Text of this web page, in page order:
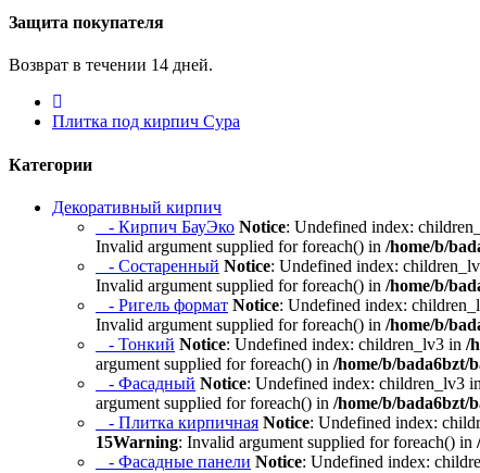
Защита покупателя
Возврат в течении 14 дней.
Плитка под кирпич Сура
Категории
Декоративный кирпич
- Кирпич БауЭко Notice: Undefined index:
Invalid argument supplied for foreach() in /home/b/
- Состаренный Notice: Undefined index:
Invalid argument supplied for foreach() in /home/b/
- Ригель формат Notice: Undefined index:
Invalid argument supplied for foreach() in /home/b/
- Тонкий Notice: Undefined index: children_lv3 in /
argument supplied for foreach() in /home/b/bada6bzt/
- Фасадный Notice: Undefined index: children_lv3 in
argument supplied for foreach() in /home/b/bada6bzt/
- Плитка кирпичная Notice: Undefined index:
15Warning: Invalid argument supplied for foreach() in
- Фасадные панели Notice: Undefined index: